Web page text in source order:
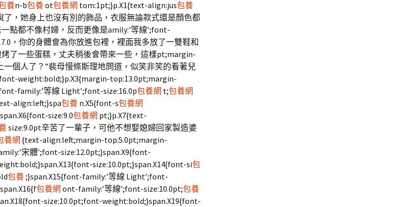
養n-b包養ot包養網 tom:1pt;}p.X1{text-align:jus包養
，她身上也沒有別的飾品，衣服無論款式還是顏色都
點都不像村婦，反而更像是amily:’等線’;font-
，你的身體會為你放進包裡，裡面我多放了一雙鞋和
了一些蛋糕，丈夫稍後會帶來一些，這樣pt;margin-
個人了？”裴母慢條斯理地問道，似笑非笑的看著兒
weight:bold;}p.X3{margin-top:13.0pt;margin-
family:’等線 Light’;font-size:16.0p包養網 t;包養網
align:left;}spa包養 n.X5{font-s包養網
size:9.0包養網 pt;}p.X7{text-
size:9.0pt辛苦了一輩子，可他不想娶媳婦回家製造婆
養網 {text-align:left;margin-top:5.0pt;margin-
宋體’;font-size:12.0pt;}span.X9{font-
size:10.0pt;}span.X14{font-si包
包養;}span.X15{font-family:’等線 Light’;font-
包養網 ont-family:’等線’;font-size:10.0pt;包養
size:10.0pt;font-weight:bold;}span.X19{font-